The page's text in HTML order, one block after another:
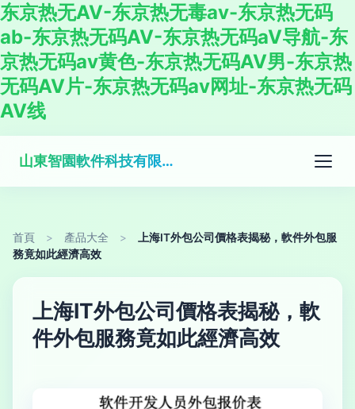
东京热无AV-东京热无毒av-东京热无码
ab-东京热无码AV-东京热无码aV导航-东
京热无码av黄色-东京热无码AV男-东京热
无码AV片-东京热无码av网址-东京热无码
AV线
山東智園軟件科技有限公司
首頁 > 產品大全 >
上海IT外包公司價格表揭秘，軟件外包服
務竟如此經濟高效
上海IT外包公司價格表揭秘，軟
件外包服務竟如此經濟高效